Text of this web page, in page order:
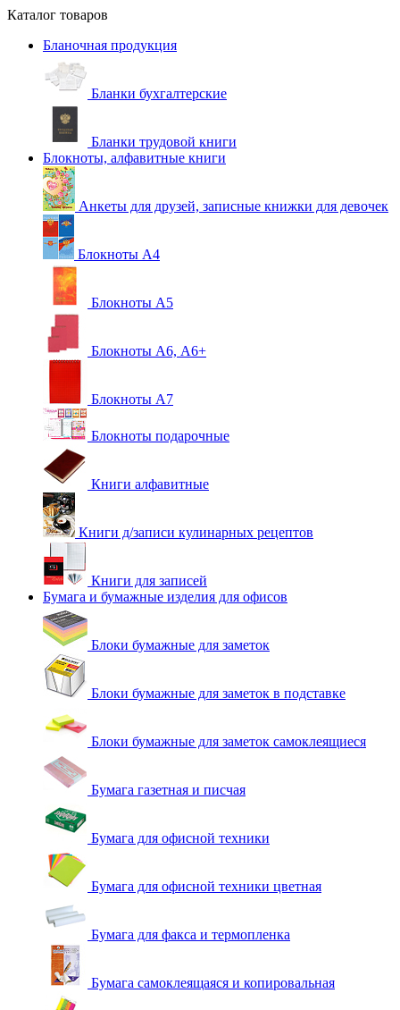
Каталог товаров
Бланочная продукция
Бланки бухгалтерские
Бланки трудовой книги
Блокноты, алфавитные книги
Анкеты для друзей, записные книжки для девочек
Блокноты А4
Блокноты А5
Блокноты А6, А6+
Блокноты А7
Блокноты подарочные
Книги алфавитные
Книги д/записи кулинарных рецептов
Книги для записей
Бумага и бумажные изделия для офисов
Блоки бумажные для заметок
Блоки бумажные для заметок в подставке
Блоки бумажные для заметок самоклеящиеся
Бумага газетная и писчая
Бумага для офисной техники
Бумага для офисной техники цветная
Бумага для факса и термопленка
Бумага самоклеящаяся и копировальная